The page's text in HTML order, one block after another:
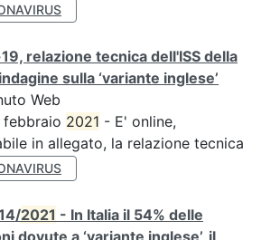
relazione tecnica dell'ISS della
sulla ‘variante inglese’
Web
febbraio 2021 - E' online,
in allegato, la relazione tecnica
2021 - In Italia il 54% delle
dovute a ‘variante inglese’, il